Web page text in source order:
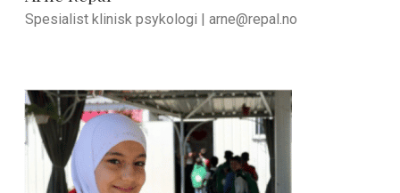
Spesialist klinisk psykologi | arne@repal.no